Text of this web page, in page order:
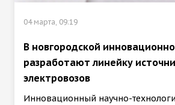
04 марта, 09:19
В новгородской
разработают линейку
электровозов
Инновационный научно-